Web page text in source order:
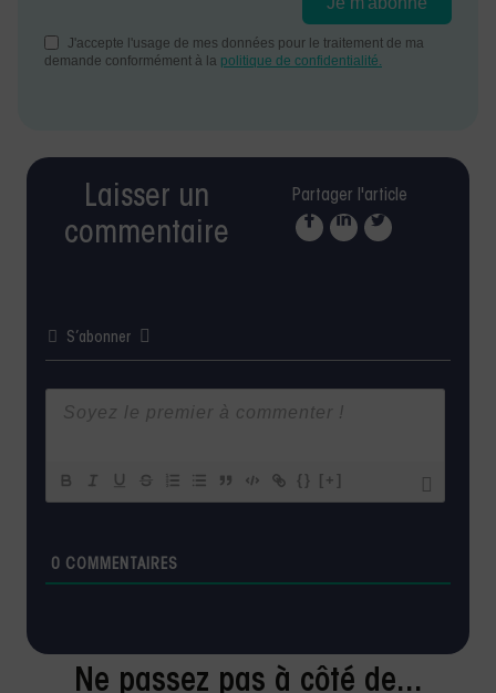
Laisser un
commentaire
Partager l'article
S’abonner
{} [+]
0 COMMENTAIRES
Ne passez pas à côté de...